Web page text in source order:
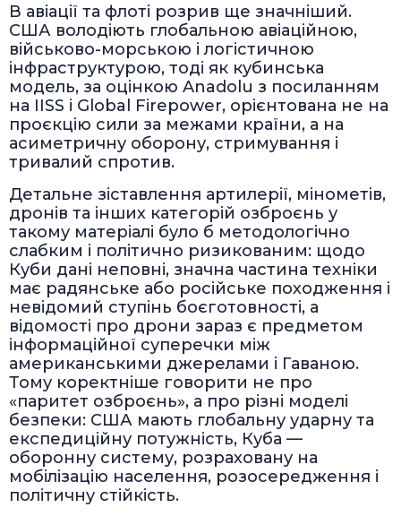
В авіації та флоті розрив ще значніший.
США володіють глобальною авіаційною,
військово-морською і логістичною
інфраструктурою, тоді як кубинська
модель, за оцінкою Anadolu з посиланням
на IISS і Global Firepower, орієнтована не на
проєкцію сили за межами країни, а на
асиметричну оборону, стримування і
тривалий спротив.
Детальне зіставлення артилерії, мінометів,
дронів та інших категорій озброєнь у
такому матеріалі було б методологічно
слабким і політично ризикованим: щодо
Куби дані неповні, значна частина техніки
має радянське або російське походження і
невідомий ступінь боєготовності, а
відомості про дрони зараз є предметом
інформаційної суперечки між
американськими джерелами і Гаваною.
Тому коректніше говорити не про
«паритет озброєнь», а про різні моделі
безпеки: США мають глобальну ударну та
експедиційну потужність, Куба —
оборонну систему, розраховану на
мобілізацію населення, розосередження і
політичну стійкість.